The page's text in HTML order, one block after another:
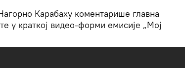
Карабаху коментарише главна
у краткој видео-форми емисије „Мој